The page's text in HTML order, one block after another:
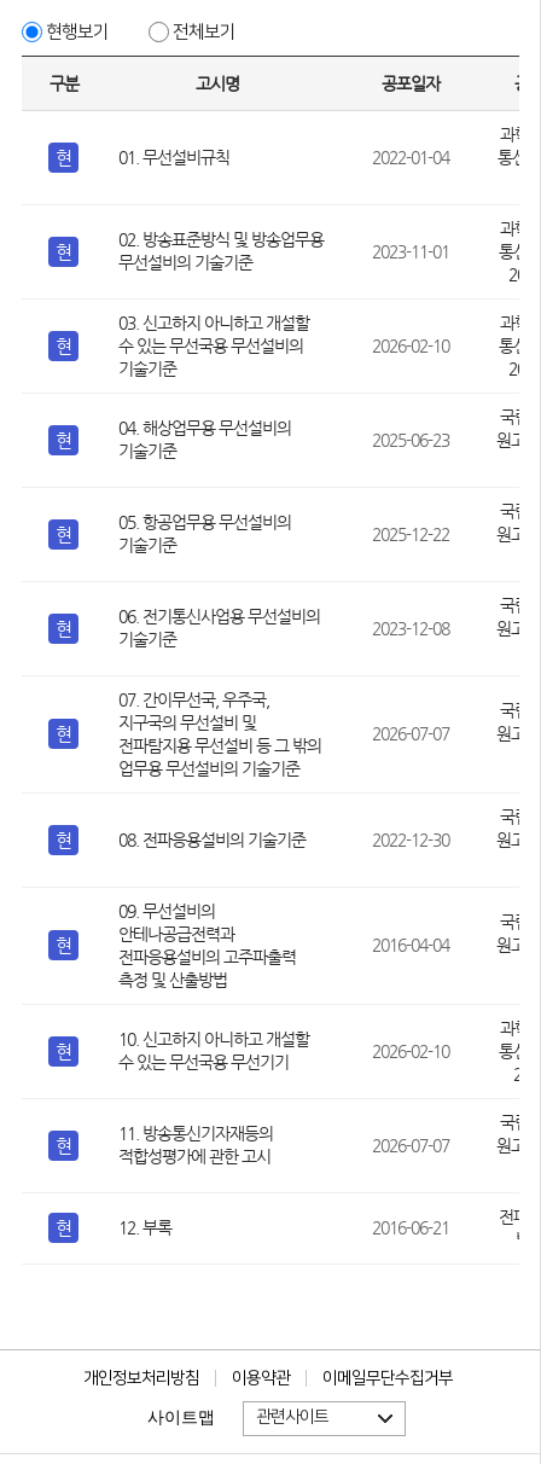
현행보기 전체보기
구분 고시명 공포일자 공
현 01. 무선설비규칙 2022-01-04
과학
통신
현
02. 방송표준방식 및 방송업무용
무선설비의 기술기준
2023-11-01
과학
통신
현
03. 신고하지 아니하고 개설할
수 있는 무선국용 무선설비의
기술기준
2026-02-10
과학
통신
현
04. 해상업무용 무선설비의
기술기준
2025-06-23
국립
원고
현
05. 항공업무용 무선설비의
기술기준
2025-12-22
국립
원고
현
06. 전기통신사업용 무선설비의
기술기준
2023-12-08
국립
원고
현
07. 간이무선국, 우주국,
지구국의 무선설비 및
전파탐지용 무선설비 등 그 밖의
업무용 무선설비의 기술기준
2026-07-07
국립
원고
현 08. 전파응용설비의 기술기준 2022-12-30
국립
원고
현
09. 무선설비의
안테나공급전력과
전파응용설비의 고주파출력
측정 및 산출방법
2016-04-04
국립
원고
현
10. 신고하지 아니하고 개설할
수 있는 무선국용 무선기기
2026-02-10
과학
통신
현
11. 방송통신기자재등의
적합성평가에 관한 고시
2026-07-07
국립
원고
현 12. 부록 2016-06-21
전파
별
개인정보처리방침 이용약관 이메일무단수집거부
사이트맵 관련사이트